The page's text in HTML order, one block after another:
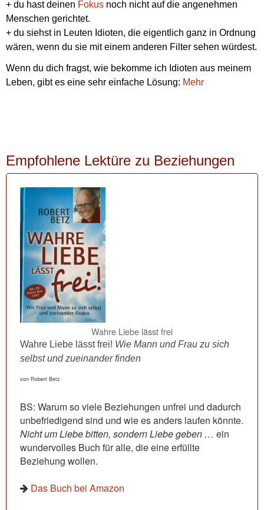
+ du hast deinen Fokus noch nicht auf die angenehmen
Menschen gerichtet.
+ du siehst in Leuten Idioten, die eigentlich ganz in Ordnung
wären, wenn du sie mit einem anderen Filter sehen würdest.
Wenn du dich fragst, wie bekomme ich Idioten aus meinem
Leben, gibt es eine sehr einfache Lösung: Mehr
Empfohlene Lektüre zu Beziehungen
Wahre Liebe lässt frei
Wahre Liebe lässt frei! Wie Mann und Frau zu sich
selbst und zueinander finden
von Robert Betz
BS: Warum so viele Beziehungen unfrei und dadurch
unbefriedigend sind und wie es anders laufen könnte.
Nicht um Liebe bitten, sondern Liebe geben … ein
wundervolles Buch für alle, die eine erfüllte
Beziehung wollen.
Das Buch bei Amazon